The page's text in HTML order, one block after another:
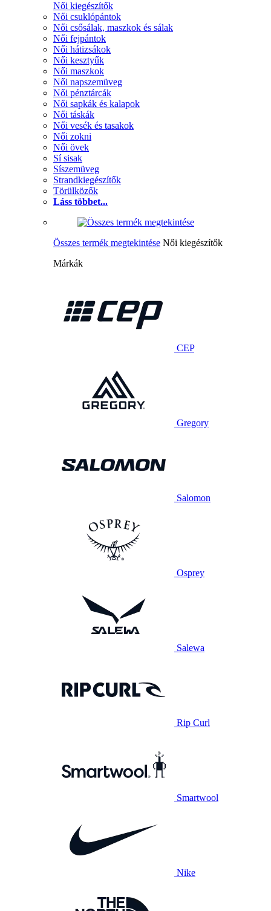
Női kiegészítők
Női csuklópántok
Női csősálak, maszkok és sálak
Női fejpántok
Női hátizsákok
Női kesztyűk
Női maszkok
Női napszemüveg
Női pénztárcák
Női sapkák és kalapok
Női táskák
Női vesék és tasakok
Női zokni
Női övek
Sí sisak
Síszemüveg
Strandkiegészítők
Törülközők
Láss többet...
Összes termék megtekintése Női kiegészítők
Márkák
CEP
Gregory
Salomon
Osprey
Salewa
Rip Curl
Smartwool
Nike